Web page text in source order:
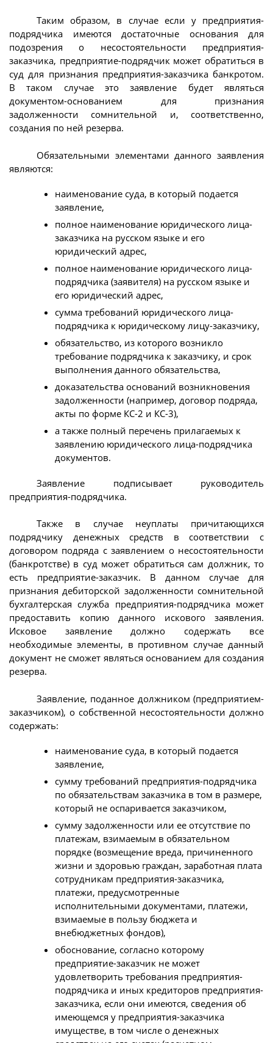
Таким образом, в случае если у предприятия-
подрядчика имеются достаточные основания для
подозрения о несостоятельности предприятия-
заказчика, предприятие-подрядчик может обратиться в
суд для признания предприятия-заказчика банкротом.
В таком случае это заявление будет являться
документом-основанием для признания
задолженности сомнительной и, соответственно,
создания по ней резерва.
Обязательными элементами данного заявления
являются:
наименование суда, в который подается
заявление,
полное наименование юридического лица-
заказчика на русском языке и его
юридический адрес,
полное наименование юридического лица-
подрядчика (заявителя) на русском языке и
его юридический адрес,
сумма требований юридического лица-
подрядчика к юридическому лицу-заказчику,
обязательство, из которого возникло
требование подрядчика к заказчику, и срок
выполнения данного обязательства,
доказательства оснований возникновения
задолженности (например, договор подряда,
акты по форме КС-2 и КС-3),
а также полный перечень прилагаемых к
заявлению юридического лица-подрядчика
документов.
Заявление подписывает руководитель
предприятия-подрядчика.
Также в случае неуплаты причитающихся
подрядчику денежных средств в соответствии с
договором подряда с заявлением о несостоятельности
(банкротстве) в суд может обратиться сам должник, то
есть предприятие-заказчик. В данном случае для
признания дебиторской задолженности сомнительной
бухгалтерская служба предприятия-подрядчика может
предоставить копию данного искового заявления.
Исковое заявление должно содержать все
необходимые элементы, в противном случае данный
документ не сможет являться основанием для создания
резерва.
Заявление, поданное должником (предприятием-
заказчиком), о собственной несостоятельности должно
содержать:
наименование суда, в который подается
заявление,
сумму требований предприятия-подрядчика
по обязательствам заказчика в том в размере,
который не оспаривается заказчиком,
сумму задолженности или ее отсутствие по
платежам, взимаемым в обязательном
порядке (возмещение вреда, причиненного
жизни и здоровью граждан, заработная плата
сотрудникам предприятия-заказчика,
платежи, предусмотренные
исполнительными документами, платежи,
взимаемые в пользу бюджета и
внебюджетных фондов),
обоснование, согласно которому
предприятие-заказчик не может
удовлетворить требования предприятия-
подрядчика и иных кредиторов предприятия-
заказчика, если они имеются, сведения об
имеющемся у предприятия-заказчика
имуществе, в том числе о денежных